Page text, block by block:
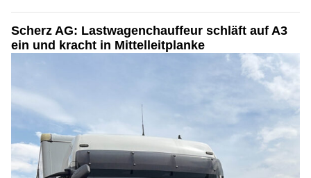
Scherz AG: Lastwagenchauffeur schläft auf A3
ein und kracht in Mittelleitplanke